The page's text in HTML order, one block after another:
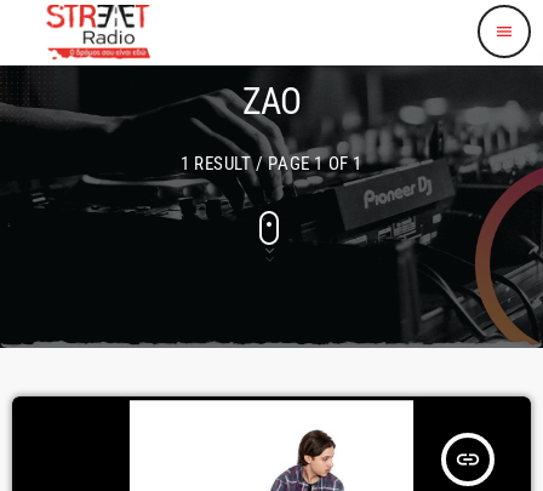
menu
ΖΑΟ
1 RESULT / PAGE 1 OF 1
insert_link